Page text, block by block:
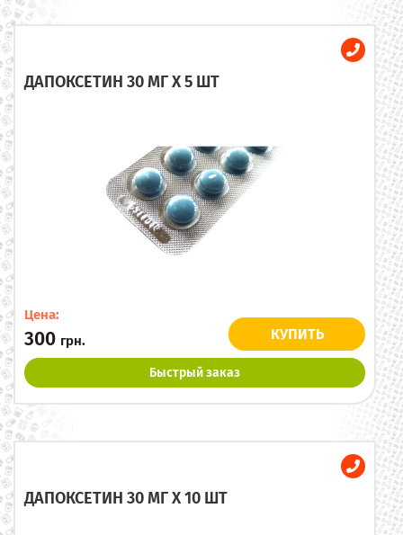
ДАПОКСЕТИН 30 МГ X 5 ШТ
Цена:
300 грн. КУПИТЬ
Быстрый заказ
ДАПОКСЕТИН 30 МГ X 10 ШТ